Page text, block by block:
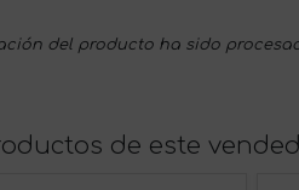
del producto ha sido
de este